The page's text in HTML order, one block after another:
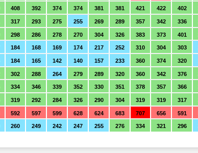
408 392 374 374 381 381 421 422 402
317 293 275 255 269 289 357 342 336
298 286 278 270 304 326 383 373 401
184 168 169 174 217 252 310 304 303
184 165 142 140 157 233 360 374 320
302 288 264 279 289 320 360 342 376
334 346 339 352 330 351 378 357 366
319 292 284 326 290 304 319 319 317
592 597 599 628 624 683 707 656 591
260 249 242 247 255 276 334 321 296